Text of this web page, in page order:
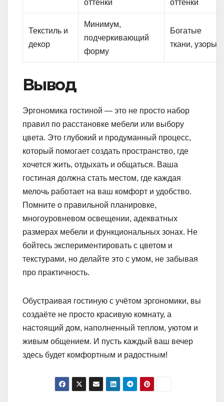
оттенки оттенки
Текстиль и
декор
Минимум,
подчеркивающий
форму
Богатые
ткани, узоры
Вывод
Эргономика гостиной — это не просто набор
правил по расстановке мебели или выбору
цвета. Это глубокий и продуманный процесс,
который помогает создать пространство, где
хочется жить, отдыхать и общаться. Ваша
гостиная должна стать местом, где каждая
мелочь работает на ваш комфорт и удобство.
Помните о правильной планировке,
многоуровневом освещении, адекватных
размерах мебели и функциональных зонах. Не
бойтесь экспериментировать с цветом и
текстурами, но делайте это с умом, не забывая
про практичность.
Обустраивая гостиную с учётом эргономики, вы
создаёте не просто красивую комнату, а
настоящий дом, наполненный теплом, уютом и
живым общением. И пусть каждый ваш вечер
здесь будет комфортным и радостным!